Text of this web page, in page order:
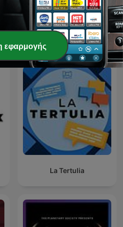
George Buhnici | #IGDLCC
La Tertulia
εφαρμογής